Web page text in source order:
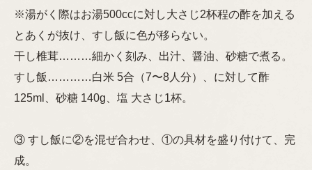
※湯がく際はお湯500ccに対し大さじ2杯程の酢を加える
とあくが抜け、すし飯に色が移らない。
干し椎茸………細かく刻み、出汁、醤油、砂糖で煮る。
すし飯…………白米 5合（7〜8人分）、に対して酢
125ml、砂糖 140g、塩 大さじ1杯。
③ すし飯に②を混ぜ合わせ、①の具材を盛り付けて、完
成。